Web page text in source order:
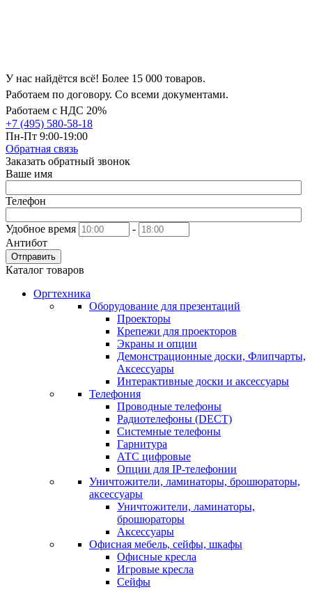
У нас найдётся всё! Более 15 000 товаров.
Работаем по договору. Со всеми документами.
Работаем с НДС 20%
+7 (495) 580-58-18
Пн-Пт 9:00-19:00
Обратная связь
Заказать обратный звонок
Ваше имя
Телефон
Удобное время
-
Антибот
Отправить
Каталог товаров
Оргтехника
Оборудование для презентаций
Проекторы
Крепежи для проекторов
Экраны и опции
Демонстрационные доски, Флипчарты,
Аксессуары
Интерактивные доски и аксессуары
Телефония
Проводные телефоны
Радиотелефоны (DECT)
Системные телефоны
Гарнитура
АТС цифровые
Опции для IP-телефонии
Уничтожители, ламинаторы, брошюраторы,
аксессуары
Уничтожители, ламинаторы,
брошюраторы
Аксессуары
Офисная мебель, сейфы, шкафы
Офисные кресла
Игровые кресла
Сейфы